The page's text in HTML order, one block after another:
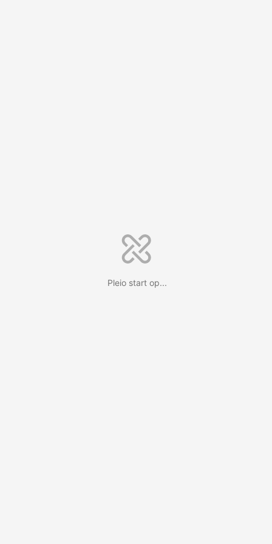
Pleio start op...